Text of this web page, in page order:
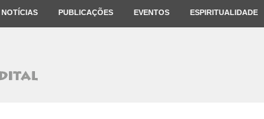
NOTÍCIAS PUBLICAÇÕES EVENTOS ESPIRITUALIDADE